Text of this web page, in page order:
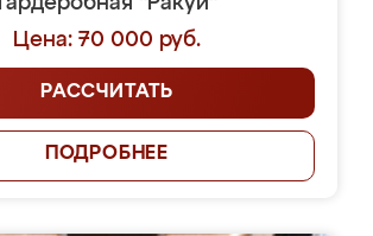
Цена: 70 000 руб.
РАССЧИТАТЬ
ПОДРОБНЕЕ